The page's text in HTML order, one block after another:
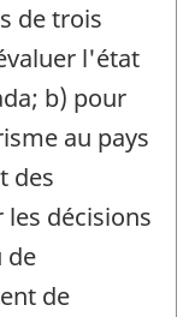
de trois
l'état
b) pour
au pays
des
décisions
de
de